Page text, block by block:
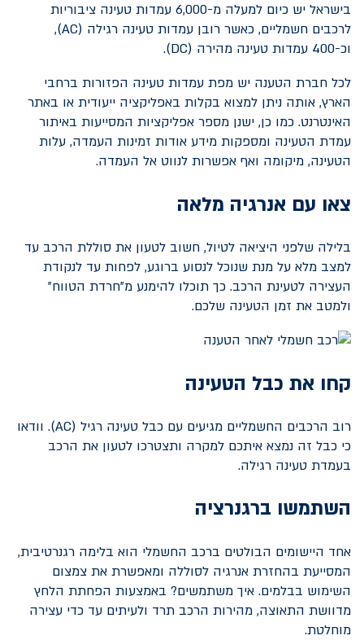
בישראל יש כיום למעלה מ-6,000 עמדות טעינה ציבוריות
לרכבים חשמליים, כאשר רובן עמדות טעינה רגילה (AC
),
וכ-400 עמדות טעינה מהירה (
DC
).
לכל חברת הטענה יש מפת עמדות טעינה הפזורות ברחבי
הארץ, אותה ניתן למצוא בקלות באפליקציה ייעודית או באתר
האינטרנט. כמו כן, ישנן מספר אפליקציות המסייעות באיתור
עמדת הטעינה ומספקות מידע אודות זמינות העמדה, עלות
הטעינה, מיקומה ואף אפשרות לנווט אל העמדה.
צאו עם אנרגיה מלאה
בלילה שלפני היציאה לטיול, חשוב לטעון את סוללת הרכב עד
למצב מלא על מנת שנוכל לנסוע ברוגע, לפחות עד לנקודת
העצירה לטעינת הרכב. כך תוכלו להימנע מ"חרדת הטווח"
ולמטב את זמן הטעינה שלכם.
קחו את כבל הטעינה
רוב הרכבים החשמליים מגיעים עם כבל טעינה רגיל (AC). וודאו
כי כבל זה נמצא איתכם למקרה ותצטרכו לטעון את הרכב
בעמדת טעינה רגילה.
השתמשו ברגנרציה
אחד היישומים הבולטים ברכב החשמלי הוא בלימה רגנרטיבית,
המסייעת בהחזרת אנרגיה לסוללה ומאפשרת את צמצום
השימוש בבלמים. איך משתמשים? באמצעות הפחתת הלחץ
מדוושת התאוצה, מהירות הרכב תרד ולעיתים עד כדי עצירה
מוחלטת.